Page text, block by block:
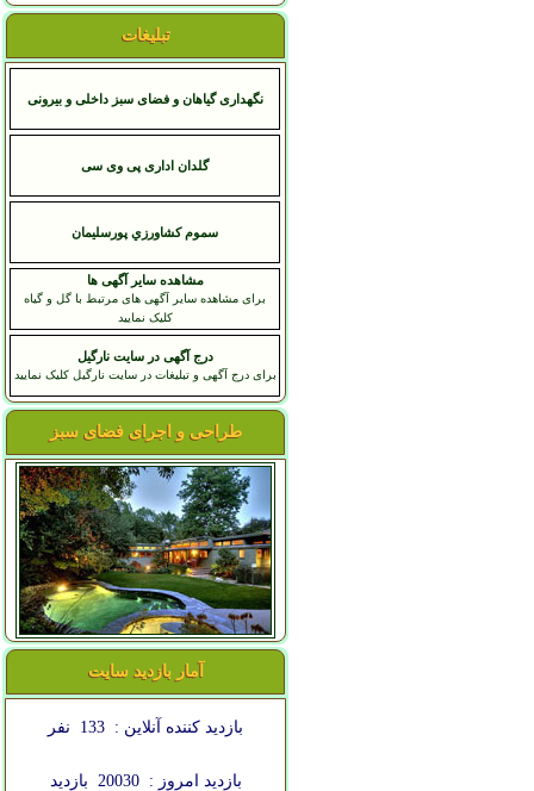
تبلیغات
نگهداری گیاهان و فضای سبز داخلی و بیرونی
گلدان اداری پی وی سی
سموم کشاورزي پورسليمان
مشاهده سایر آگهی ها
برای مشاهده سایر آگهی های مرتبط با گل و گیاه
کلیک نمایید
درج آگهی در سایت نارگیل
برای درج آگهی و تبلیغات در سایت نارگیل کلیک نمایید
طراحی و اجرای فضای سبز
آمار بازدید سایت
بازدید کننده آنلاین : 133 نفر
بازدید امروز : 20030 بازدید